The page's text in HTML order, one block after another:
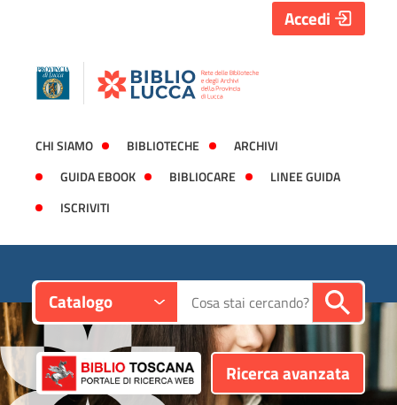
CHI SIAMO BIBLIOTECHE
ARCHIVI
GUIDA EBOOK
BIBLIOCARE
LINEE GUIDA
ISCRIVITI
Accedi
Catalogo Cerca su "Catalogo"
Ricerca avanzata